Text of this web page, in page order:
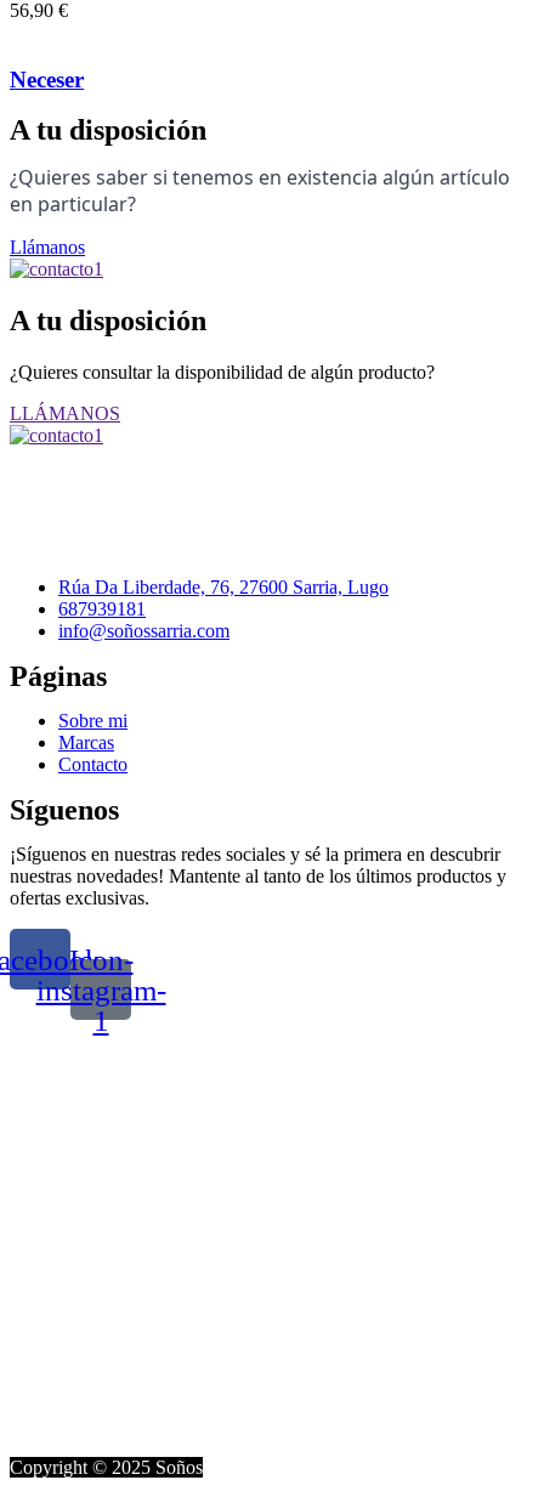
56,90 €
Neceser
A tu disposición
¿Quieres saber si tenemos en existencia algún artículo
en particular?
Llámanos
A tu disposición
¿Quieres consultar la disponibilidad de algún producto?
LLÁMANOS
Rúa Da Liberdade, 76, 27600 Sarria, Lugo
687939181
info@soñossarria.com
Páginas
Sobre mi
Marcas
Contacto
Síguenos
¡Síguenos en nuestras redes sociales y sé la primera en descubrir
nuestras novedades! Mantente al tanto de los últimos productos y
ofertas exclusivas.
Icon-
instagram-
1
Copyright © 2025 Soños